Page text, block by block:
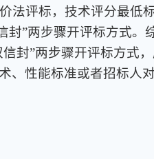
法评标，技术评分最低
封”两步骤开评标方式。
封”两步骤开评标方式
、性能标准或者招标人